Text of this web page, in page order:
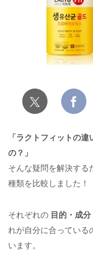
「ラクトフィットの
の？」
そんな疑問を解決する
種類を比較しました！
それぞれの 目的・成
れが自分に合っている
います。